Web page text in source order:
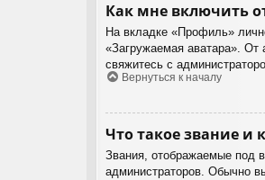
Как мне включить
На вкладке «Профиль»
«Загружаемая аватара». От
свяжитесь с
Вернуться к началу
Что такое звание и
Звания, отображаемые под
администраторов. Обычно